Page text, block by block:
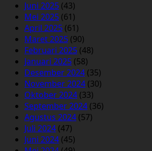
Juni 2025 (43)
Mei 2025 (61)
April 2025 (61)
Maret 2025 (90)
Februari 2025 (48)
Januari 2025 (58)
Desember 2024 (35)
November 2024 (30)
Oktober 2024 (33)
September 2024 (36)
Agustus 2024 (57)
Juli 2024 (47)
Juni 2024 (45)